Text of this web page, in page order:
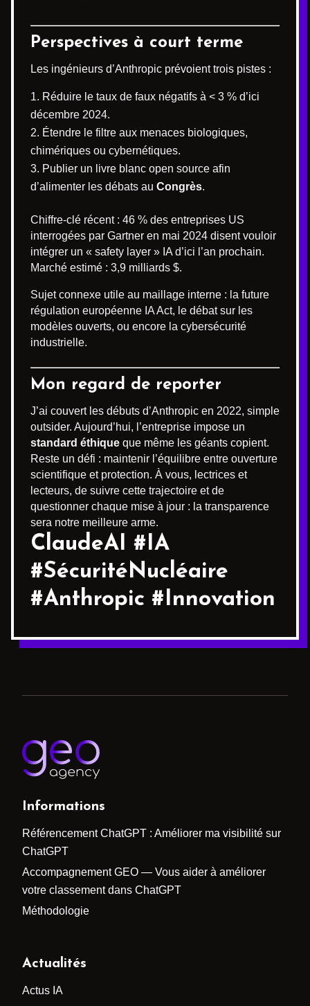
Perspectives à court terme
Les ingénieurs d’Anthropic prévoient trois pistes :
Réduire le taux de faux négatifs à < 3 % d’ici
décembre 2024.
Étendre le filtre aux menaces biologiques,
chimériques ou cybernétiques.
Publier un livre blanc open source afin
d’alimenter les débats au Congrès.
Chiffre-clé récent : 46 % des entreprises US
interrogées par Gartner en mai 2024 disent vouloir
intégrer un « safety layer » IA d’ici l’an prochain.
Marché estimé : 3,9 milliards $.
Sujet connexe utile au maillage interne : la future
régulation européenne IA Act, le débat sur les
modèles ouverts, ou encore la cybersécurité
industrielle.
Mon regard de reporter
J’ai couvert les débuts d’Anthropic en 2022, simple
outsider. Aujourd’hui, l’entreprise impose un
standard éthique que même les géants copient.
Reste un défi : maintenir l’équilibre entre ouverture
scientifique et protection. À vous, lectrices et
lecteurs, de suivre cette trajectoire et de
questionner chaque mise à jour : la transparence
sera notre meilleure arme.
ClaudeAI #IA
#SécuritéNucléaire
#Anthropic #Innovation
Informations
Référencement ChatGPT : Améliorer ma visibilité sur
ChatGPT
Accompagnement GEO — Vous aider à améliorer
votre classement dans ChatGPT
Méthodologie
Actualités
Actus IA